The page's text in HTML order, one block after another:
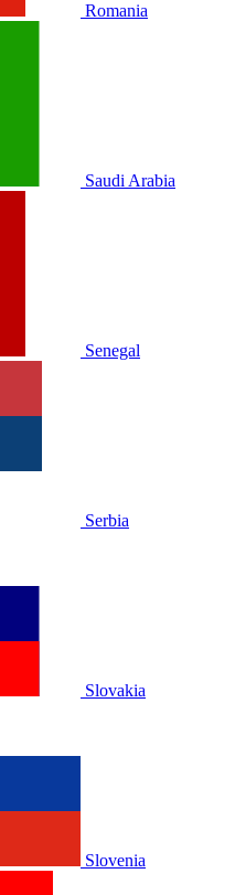
Romania
Saudi Arabia
Senegal
Serbia
Slovakia
Slovenia